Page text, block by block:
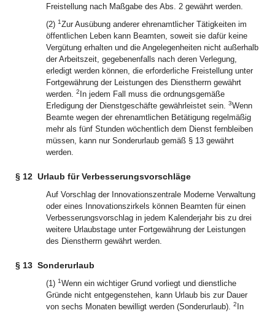
Freistellung nach Maßgabe des Abs. 2 gewährt werden.
(2) 1Zur Ausübung anderer ehrenamtlicher Tätigkeiten im
öffentlichen Leben kann Beamten, soweit sie dafür keine
Vergütung erhalten und die Angelegenheiten nicht außerhalb
der Arbeitszeit, gegebenenfalls nach deren Verlegung,
erledigt werden können, die erforderliche Freistellung unter
Fortgewährung der Leistungen des Dienstherrn gewährt
werden. 2 In jedem Fall muss die ordnungsgemäße
Erledigung der Dienstgeschäfte gewährleistet sein. 3Wenn
Beamte wegen der ehrenamtlichen Betätigung regelmäßig
mehr als fünf Stunden wöchentlich dem Dienst fernbleiben
müssen, kann nur Sonderurlaub gemäß § 13 gewährt
werden.
§ 12 Urlaub für Verbesserungsvorschläge
Auf Vorschlag der Innovationszentrale Moderne Verwaltung
oder eines Innovationszirkels können Beamten für einen
Verbesserungsvorschlag in jedem Kalenderjahr bis zu drei
weitere Urlaubstage unter Fortgewährung der Leistungen
des Dienstherrn gewährt werden.
§ 13 Sonderurlaub
(1) 1Wenn ein wichtiger Grund vorliegt und dienstliche
Gründe nicht entgegenstehen, kann Urlaub bis zur Dauer
von sechs Monaten bewilligt werden (Sonderurlaub). 2 In